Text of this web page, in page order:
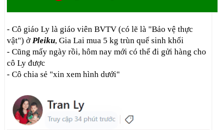
- Cô giáo Ly là giáo viên BVTV (có lẽ là "Bảo vệ thực
vật") ở Pleiku, Gia Lai mua 5 kg trùn quế sinh khối
- Cũng mấy ngày rồi, hôm nay mới có thể đi gửi hàng cho
cô Ly được
- Cô chia sẻ "xin xem hình dưới"